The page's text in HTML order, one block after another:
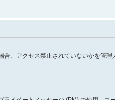
、アクセス禁止されていないかを管理